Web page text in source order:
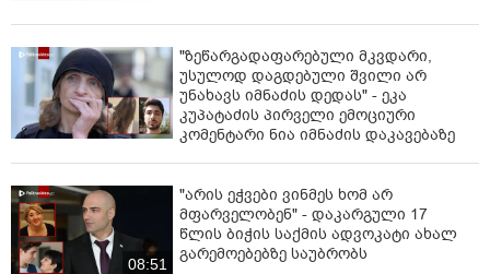
"ზეწარგადაფარებული მკვდარი,
უსულოდ დაგდებული შვილი არ
უნახავს იმნაძის დედას" - ეკა
კუპატაძის პირველი ემოციური
კომენტარი ნია იმნაძის დაკავებაზე
08:51
"არის ეჭვები ვინმეს ხომ არ
მფარველობენ" - დაკარგული 17
წლის ბიჭის საქმის ადვოკატი ახალ
გარემოებებზე საუბრობს